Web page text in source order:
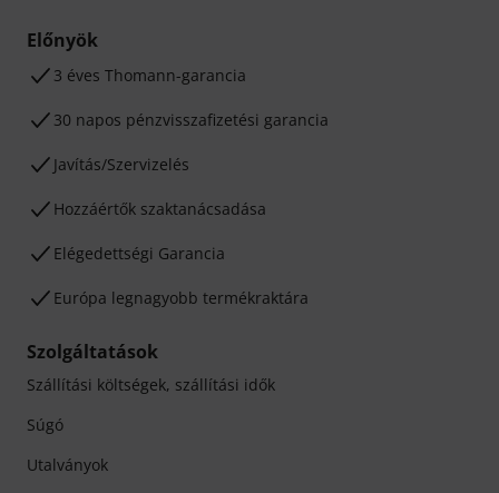
Előnyök
3 éves Thomann-garancia
30 napos pénzvisszafizetési garancia
Javítás/Szervizelés
Hozzáértők szaktanácsadása
Elégedettségi Garancia
Európa legnagyobb termékraktára
Szolgáltatások
Szállítási költségek, szállítási idők
Súgó
Utalványok